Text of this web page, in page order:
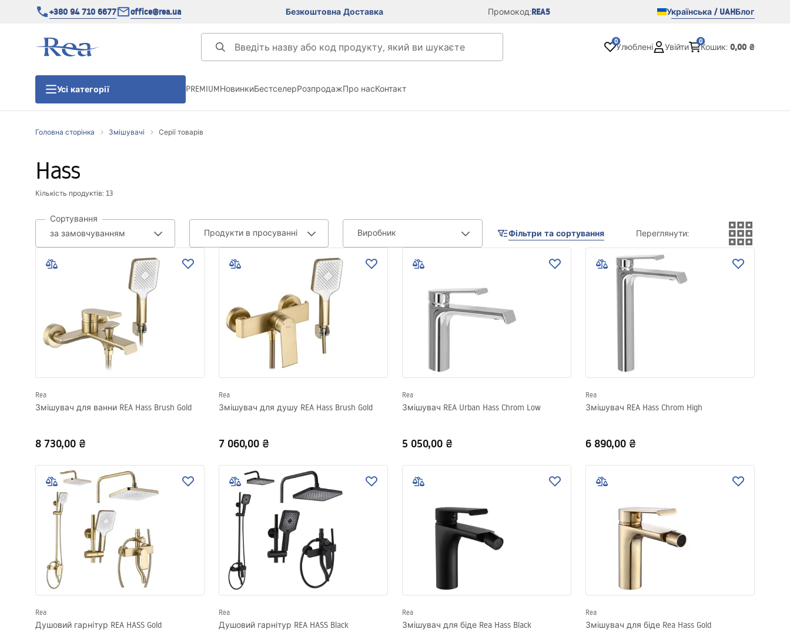
+380 94 710 6677 office@rea.ua Безкоштовна Доставка Промокод:REA5 Українська / UAHБлог
0
Улюблені Увійти
0
Кошик: 0,00 ₴
Усі категорії
Душові двері
Умивальники
Ванни та душові шторки
Змішувачі
Душові гарнітури
Кухня
Аксесуари та меблі для
PREMIUMНовинкиБестселерРозпродажПро насКонтакт
Головна сторінка Змішувачі Серії товарів
Hass
Кількість продуктів: 13
Сортування
Продукти в просуванні
Виробник Фільтри та сортування Переглянути:
Rea
Змішувач для ванни REA Hass Brush Gold
8 730,00 ₴
Rea
Змішувач для душу REA Hass Brush Gold
7 060,00 ₴
Rea
Змішувач REA Urban Hass Chrom Low
5 050,00 ₴
Rea
Змішувач REA Hass Chrom High
6 890,00 ₴
Rea
Душовий гарнітур REA HASS Gold
Rea
Душовий гарнітур REA HASS Black
Rea
Змішувач для біде Rea Hass Black
Rea
Змішувач для біде Rea Hass Gold